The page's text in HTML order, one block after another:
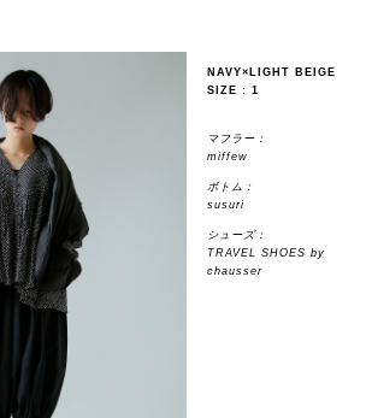
NAVY×LIGHT BEIGE
SIZE : 1
マフラー：
miffew
ボトム：
susuri
シューズ：
TRAVEL SHOES by
chausser